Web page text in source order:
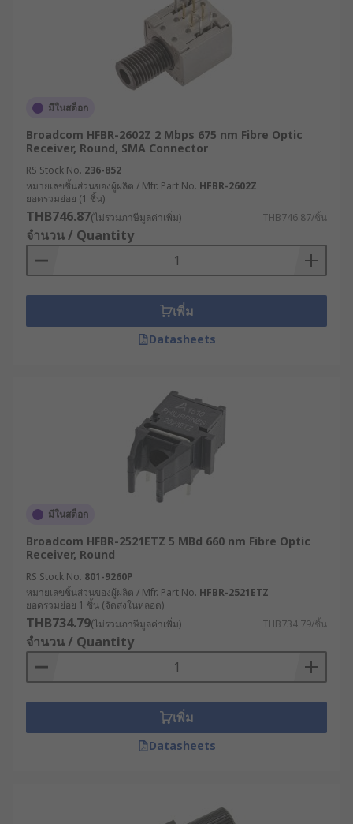
มีในสต็อก
Broadcom HFBR-2602Z 2 Mbps 675 nm Fibre Optic
Receiver, Round, SMA Connector
RS Stock No. 236-852
หมายเลขชิ้นส่วนของผู้ผลิต / Mfr. Part No. HFBR-2602Z
ยอดรวมย่อย (1 ชิ้น)
THB746.87(ไม่รวมภาษีมูลค่าเพิ่ม) THB746.87/ชิ้น
จำนวน / Quantity
เพิ่ม
Datasheets
มีในสต็อก
Broadcom HFBR-2521ETZ 5 MBd 660 nm Fibre Optic
Receiver, Round
RS Stock No. 801-9260P
หมายเลขชิ้นส่วนของผู้ผลิต / Mfr. Part No. HFBR-2521ETZ
ยอดรวมย่อย 1 ชิ้น (จัดส่งในหลอด)
THB734.79(ไม่รวมภาษีมูลค่าเพิ่ม) THB734.79/ชิ้น
จำนวน / Quantity
เพิ่ม
Datasheets